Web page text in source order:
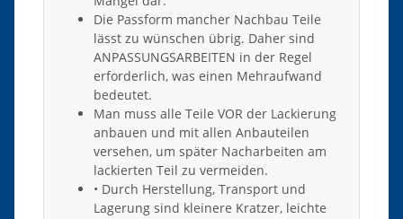
Die Passform mancher Nachbau Teile
lässt zu wünschen übrig. Daher sind
ANPASSUNGSARBEITEN in der Regel
erforderlich, was einen Mehraufwand
bedeutet.
Man muss alle Teile VOR der Lackierung
anbauen und mit allen Anbauteilen
versehen, um später Nacharbeiten am
lackierten Teil zu vermeiden.
• Durch Herstellung, Transport und
Lagerung sind kleinere Kratzer, leichte